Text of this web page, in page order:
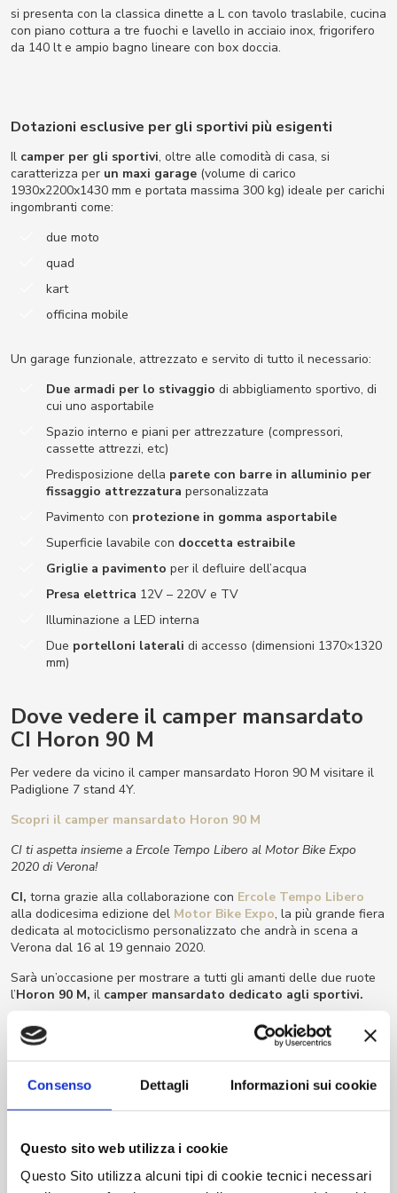
Consenso Dettagli Informazioni sui cookie
Questo sito web utilizza i cookie
Questo Sito utilizza alcuni tipi di cookie tecnici necessari
si presenta con la classica dinette a L con tavolo traslabile, cucina
con piano cottura a tre fuochi e lavello in acciaio inox, frigorifero
da 140 lt e ampio bagno lineare con box doccia.
Dotazioni esclusive per gli sportivi più esigenti
Il camper per gli sportivi, oltre alle comodità di casa, si
caratterizza per un maxi garage (volume di carico
1930x2200x1430 mm e portata massima 300 kg) ideale per carichi
ingombranti come:
due moto
quad
kart
officina mobile
Un garage funzionale, attrezzato e servito di tutto il necessario:
Due armadi per lo stivaggio di abbigliamento sportivo, di
cui uno asportabile
Spazio interno e piani per attrezzature (compressori,
cassette attrezzi, etc)
Predisposizione della parete con barre in alluminio per
fissaggio attrezzatura personalizzata
Pavimento con protezione in gomma asportabile
Superficie lavabile con doccetta estraibile
Griglie a pavimento per il defluire dell’acqua
Presa elettrica 12V – 220V e TV
Illuminazione a LED interna
Due portelloni laterali di accesso (dimensioni 1370×1320
mm)
Dove vedere il camper mansardato
CI Horon 90 M
Per vedere da vicino il camper mansardato Horon 90 M visitare il
Padiglione 7 stand 4Y.
Scopri il camper mansardato Horon 90 M
CI ti aspetta insieme a Ercole Tempo Libero al Motor Bike Expo
2020 di Verona!
CI, torna grazie alla collaborazione con Ercole Tempo Libero
alla dodicesima edizione del Motor Bike Expo, la più grande fiera
dedicata al motociclismo personalizzato che andrà in scena a
Verona dal 16 al 19 gennaio 2020.
Sarà un’occasione per mostrare a tutti gli amanti delle due ruote
l’Horon 90 M, il camper mansardato dedicato agli sportivi.
Il camper mansardato pensato per
gli sportivi: Horon 90 M
CI ha progettato l’Horon 90 M il camper mansardato pensato
due ruote di vivere la propria passione sui campi di gara senza
rinunciare alla comodità di casa ed avere tutto con sé.